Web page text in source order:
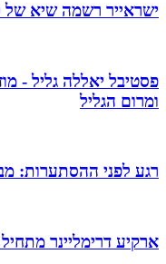
ישראייר רשמה שיא של 90 טיסות ביום אחד
פסטיבל יאללה גליל -
ומרום הגליל
רגע לפני ההסתערות:
ארקיע דרימליינר